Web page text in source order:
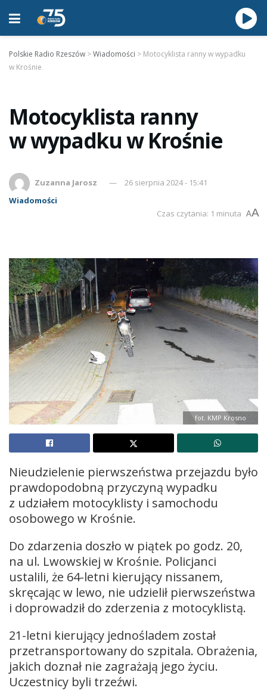
Polskie Radio Rzeszów >Wiadomości > Motocyklista ranny w wypadku
w Krośnie
Motocyklista ranny
w wypadku w Krośnie
Zuzanna Jarosz
26 sierpnia 2024 - 15:41
Wiadomości
Czas czytania: 1 minuta AA
fot. KMP Krosno
Nieudzielenie pierwszeństwa przejazdu było
prawdopodobną przyczyną wypadku
z udziałem motocyklisty i samochodu
osobowego w Krośnie.
Do zdarzenia doszło w piątek po godz. 20,
na ul. Lwowskiej w Krośnie. Policjanci
ustalili, że 64-letni kierujący nissanem,
skręcając w lewo, nie udzielił pierwszeństwa
i doprowadził do zderzenia z motocyklistą.
21-letni kierujący jednośladem został
przetransportowany do szpitala. Obrażenia,
jakich doznał nie zagrażają jego życiu.
Uczestnicy byli trzeźwi.